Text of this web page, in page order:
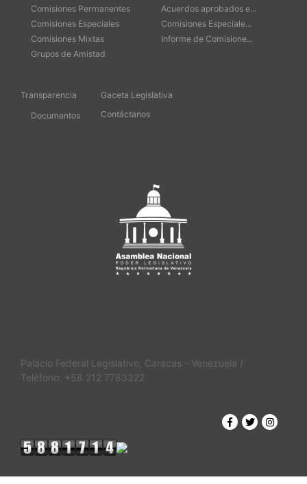
Comisiones Permanentes
Comisiones Especiales
Comisiones Mixtas
Grupos de Amistad
Acuerdos aprobados e...
Comisiones Especiale...
Informe de Comisione...
Transparencia
Documentos
Gaceta Legislativa
Contáctanos
Palacio Federal Legislativo, Caracas - Venezuela /
Teléfono: +58 212 7783322